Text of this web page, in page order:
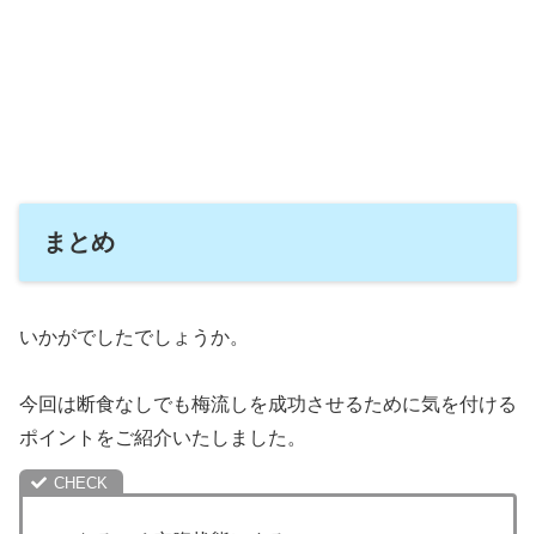
まとめ
いかがでしたでしょうか。
今回は断食なしでも梅流しを成功させるために気を付ける
ポイントをご紹介いたしました。